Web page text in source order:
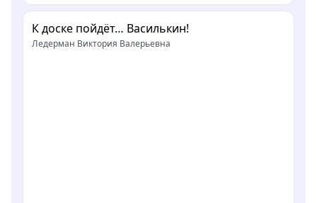
К доске пойдёт… Василькин!
Ледерман Виктория Валерьевна